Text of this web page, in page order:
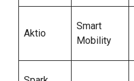
Aktio
Smart
Mobility